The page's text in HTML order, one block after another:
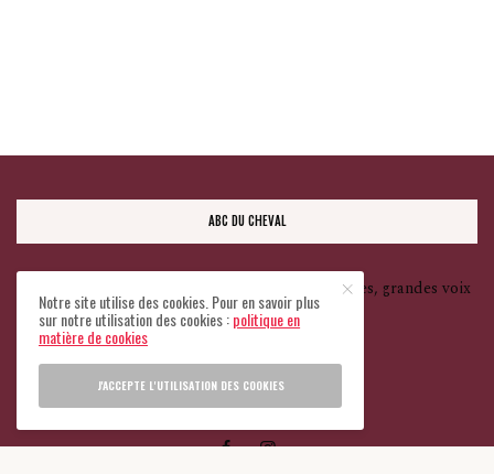
ABC DU CHEVAL
Le monde vu à travers le cheval. Cultures, sciences, grandes voix
— et une seule ligne rouge : le bien-être animal.
Tous droits réservés
Notre site utilise des cookies. Pour en savoir plus
sur notre utilisation des cookies :politique en
matière de cookies
J'ACCEPTE L'UTILISATION DES COOKIES